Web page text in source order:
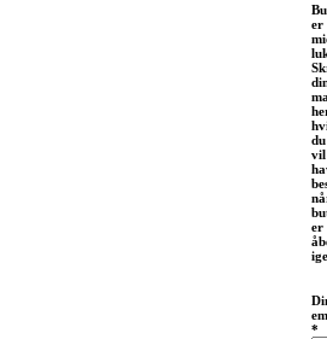
er
du
vil
er
*